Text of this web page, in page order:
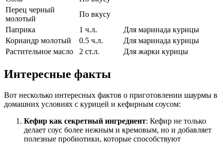
Перец черный
молотый
По вкусу
Паприка
1 ч.л.
Для маринада курицы
Кориандр молотый
0.5 ч.л.
Для маринада курицы
Растительное масло
2 ст.л. Для жарки курицы
Интересные факты
Вот несколько интересных фактов о приготовлении шаурмы в
домашних условиях с курицей и кефирным соусом:
Кефир как секретный ингредиент: Кефир не только
делает соус более нежным и кремовым, но и добавляет
полезные пробиотики, которые способствуют